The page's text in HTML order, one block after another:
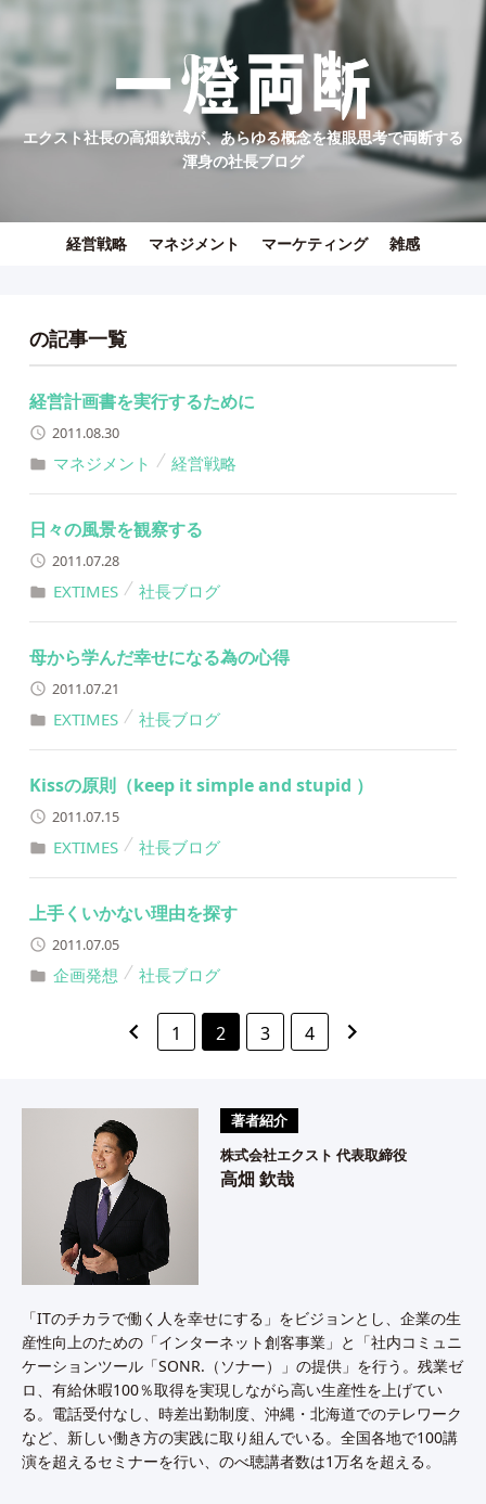
エクスト社長の高畑欽哉が、あらゆる概念を複眼思考で両断する
渾身の社長ブログ
経営戦略 マネジメント マーケティング 雑感
の記事一覧
経営計画書を実行するために
2011.08.30
マネジメント 経営戦略
日々の風景を観察する
2011.07.28
EXTIMES 社長ブログ
母から学んだ幸せになる為の心得
2011.07.21
EXTIMES 社長ブログ
Kissの原則（keep it simple and stupid ）
2011.07.15
EXTIMES 社長ブログ
上手くいかない理由を探す
2011.07.05
企画発想 社長ブログ
keyboard_arrow_left 1 2 3 4 keyboard_arrow_right
著者紹介
株式会社エクスト 代表取締役
高畑 欽哉
「ITのチカラで働く人を幸せにする」をビジョンとし、企業の生
産性向上のための「インターネット創客事業」と「社内コミュニ
ケーションツール「SONR.（ソナー）」の提供」を行う。残業ゼ
ロ、有給休暇100％取得を実現しながら高い生産性を上げてい
る。電話受付なし、時差出勤制度、沖縄・北海道でのテレワーク
など、新しい働き方の実践に取り組んでいる。全国各地で100講
演を超えるセミナーを行い、のべ聴講者数は1万名を超える。